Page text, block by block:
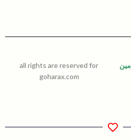
all rights are reserved for
goharax.com